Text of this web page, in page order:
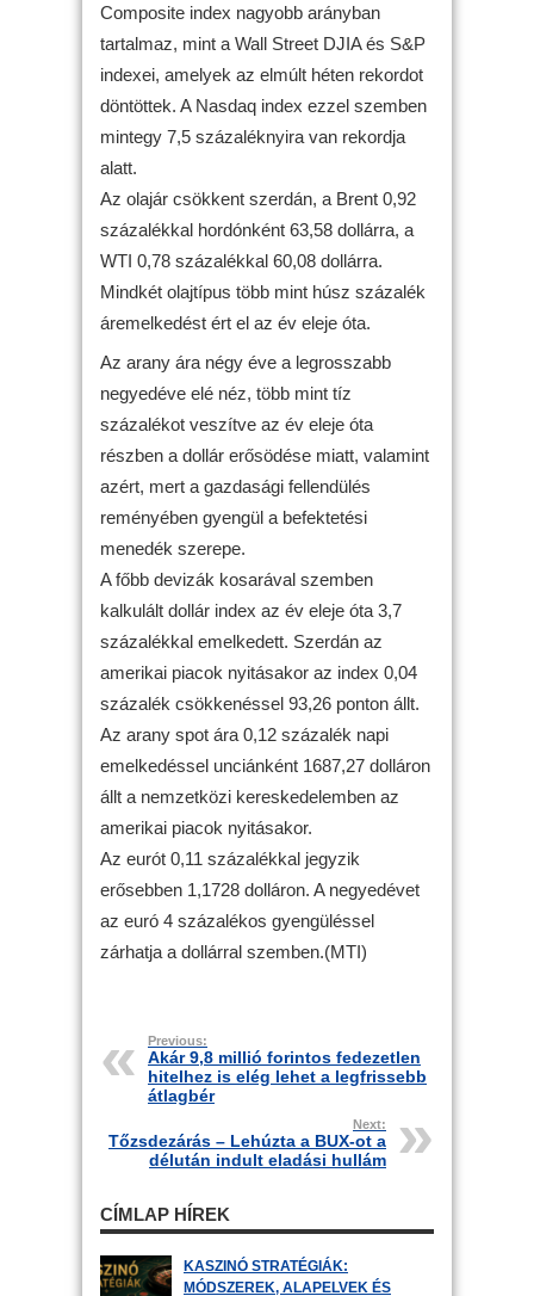
Composite index nagyobb arányban
tartalmaz, mint a Wall Street DJIA és S&P
indexei, amelyek az elmúlt héten rekordot
döntöttek. A Nasdaq index ezzel szemben
mintegy 7,5 százaléknyira van rekordja
alatt.
Az olajár csökkent szerdán, a Brent 0,92
százalékkal hordónként 63,58 dollárra, a
WTI 0,78 százalékkal 60,08 dollárra.
Mindkét olajtípus több mint húsz százalék
áremelkedést ért el az év eleje óta.
Az arany ára négy éve a legrosszabb
negyedéve elé néz, több mint tíz
százalékot veszítve az év eleje óta
részben a dollár erősödése miatt, valamint
azért, mert a gazdasági fellendülés
reményében gyengül a befektetési
menedék szerepe.
A főbb devizák kosarával szemben
kalkulált dollár index az év eleje óta 3,7
százalékkal emelkedett. Szerdán az
amerikai piacok nyitásakor az index 0,04
százalék csökkenéssel 93,26 ponton állt.
Az arany spot ára 0,12 százalék napi
emelkedéssel unciánként 1687,27 dolláron
állt a nemzetközi kereskedelemben az
amerikai piacok nyitásakor.
Az eurót 0,11 százalékkal jegyzik
erősebben 1,1728 dolláron. A negyedévet
az euró 4 százalékos gyengüléssel
zárhatja a dollárral szemben.(MTI)
Previous:
Akár 9,8 millió forintos fedezetlen
hitelhez is elég lehet a legfrissebb
átlagbér
Next:
Tőzsdezárás – Lehúzta a BUX-ot a
délután indult eladási hullám
CÍMLAP HÍREK
KASZINÓ STRATÉGIÁK:
MÓDSZEREK, ALAPELVEK ÉS